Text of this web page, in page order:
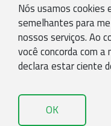
Nós usamos
semelhantes para
nossos serviços. Ao
você concorda com a
declara estar ciente
OK
CERTIFICAÇÃO
KSISTEMA – ERP
PORTAL DE
EMISSOR DE NF-E
EMISSOR NOTA